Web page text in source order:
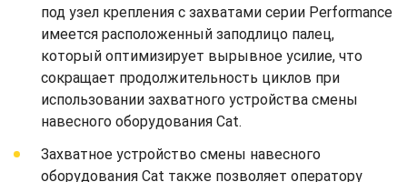
под узел крепления с захватами серии Performance
имеется расположенный заподлицо палец,
который оптимизирует вырывное усилие, что
сокращает продолжительность циклов при
использовании захватного устройства смены
навесного оборудования Cat.
Захватное устройство смены навесного
оборудования Cat также позволяет оператору